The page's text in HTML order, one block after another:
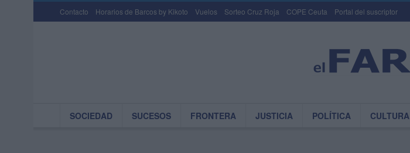
Contacto Horarios de Barcos by Kikoto Vuelos Sorteo Cruz Roja COPE Ceuta Portal del suscriptor
SOCIEDAD SUCESOS FRONTERA JUSTICIA POLÍTICA CULTURA